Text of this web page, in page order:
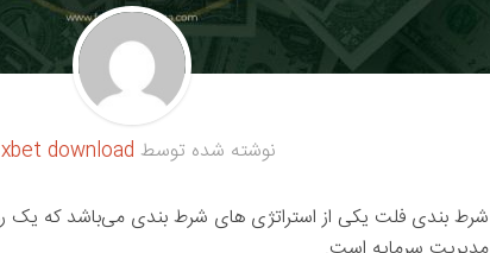
نوشته شده توسط download
شرط بندی فلت یکی از استراتژی های شرط بندی می‌باشد که یک